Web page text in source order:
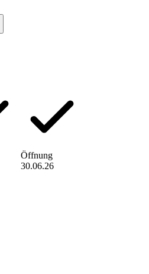
Öffnung
30.06.26